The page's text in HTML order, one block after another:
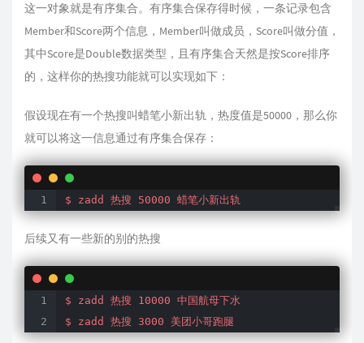
这一对象就是有序集合。有序集合保存得时候，一条记录包含
Member和Score两个信息，Member叫做成员，Score叫做分值，
其中Score是Double数据类型，且有序集合天然是按Score排序
的，这样你的热搜功能就可以实现如下：
假设现在有一个热搜叫蜡笔小新出轨，热度值是50000，那么你
就可以将这一信息通过有序集合保存：
$ zadd 热搜 50000 蜡笔小新出轨
后续又有一些新的别的热搜
$ zadd 热搜 10000 中国航母下水
$ zadd 热搜 3000 美团小哥跑腿